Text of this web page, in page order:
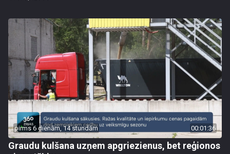
pirms 6 dienām, 14 stundām 00:01:36
Graudu kulšana uzņem apgriezienus, bet reģionos